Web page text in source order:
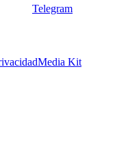
Telegram
Media Kit